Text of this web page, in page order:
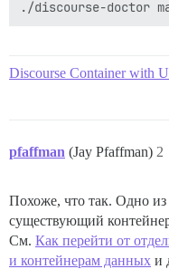
Discourse Container with
pfaffman (Jay Pfaffman) 2
Похоже, что так. Одно
существующий
См. Как перейти от
и контейнерам данных и